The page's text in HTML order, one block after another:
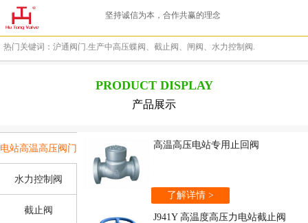
坚持诚信为本，合作共赢的理念
热门关键词：沪通阀门.生产中高压蝶阀、截止阀、闸阀、水力控制阀.
PRODUCT DISPLAY
产品展示
电站高温高压阀门
水力控制阀
截止阀
高温高压电站专用止回阀
了解详情 >
J941Y 高温度高压力电站截止阀